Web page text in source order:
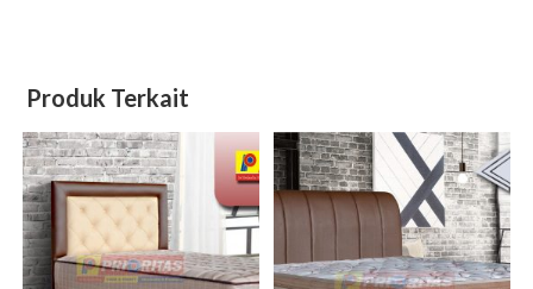
Produk Terkait